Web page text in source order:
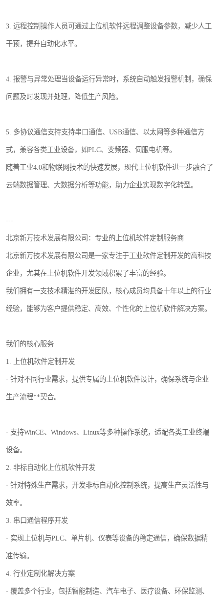
3. 远程控制操作人员可通过上位机软件远程调整设备参数，减少人工
干预，提升自动化水平。
4. 报警与异常处理当设备运行异常时，系统自动触发报警机制，确保
问题及时发现并处理，降低生产风险。
5. 多协议通信支持支持串口通信、USB通信、以太网等多种通信方
式，兼容各类工业设备，如PLC、变频器、伺服电机等。
随着工业4.0和物联网技术的快速发展，现代上位机软件进一步融合了
云端数据管理、大数据分析等功能，助力企业实现数字化转型。
---
北京新万技术发展有限公司：专业的上位机软件定制服务商
北京新万技术发展有限公司是一家专注于工业软件定制开发的高科技
企业，尤其在上位机软件开发领域积累了丰富的经验。
我们拥有一支技术精湛的开发团队，核心成员均具备十年以上的行业
经验，能够为客户提供稳定、高效、个性化的上位机软件解决方案。
我们的核心服务
1. 上位机软件定制开发
- 针对不同行业需求，提供专属的上位机软件设计，确保系统与企业
生产流程**契合。
- 支持WinCE、Windows、Linux等多种操作系统，适配各类工业终端
设备。
2. 非标自动化上位机软件开发
- 针对特殊生产需求，开发非标自动化控制系统，提高生产灵活性与
效率。
3. 串口通信程序开发
- 实现上位机与PLC、单片机、仪表等设备的稳定通信，确保数据精
准传输。
4. 行业定制化解决方案
- 覆盖多个行业，包括智能制造、汽车电子、医疗设备、环保监测、